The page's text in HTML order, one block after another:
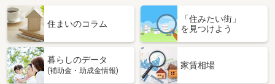
住まいのコラム
「住みたい街」
を見つけよう
暮らしのデータ
(補助金・助成金情報)
家賃相場